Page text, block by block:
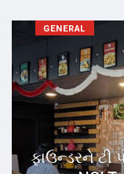
GENERAL
ફાઉન્ડરને ટી